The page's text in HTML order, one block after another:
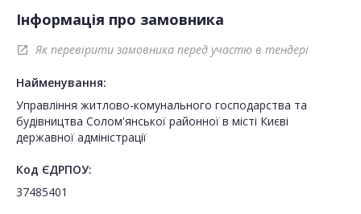
Інформація про замовника
open_in_new Як перевірити замовника перед участю в тендері
Найменування:
Управління житлово-комунального господарства та
будівництва Солом'янської районної в місті Києві
державної адміністрації
Код ЄДРПОУ:
37485401